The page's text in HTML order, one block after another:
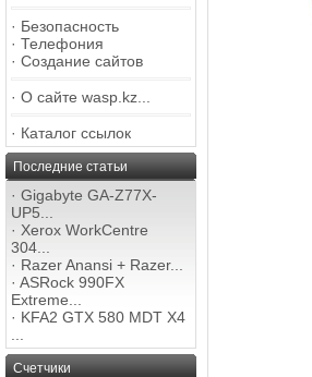
· Безопасность
· Телефония
· Создание сайтов
· О сайте wasp.kz...
· Каталог ссылок
Последние статьи
· Gigabyte GA-Z77X-
UP5...
· Xerox WorkCentre
304...
· Razer Anansi + Razer...
· ASRock 990FX
Extreme...
· KFA2 GTX 580 MDT X4
Счетчики